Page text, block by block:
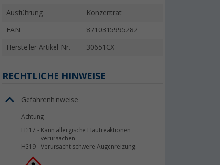
Ausführung Konzentrat
EAN 8710315995282
Hersteller Artikel-Nr. 30651CX
RECHTLICHE HINWEISE
Gefahrenhinweise
Achtung
H317 - Kann allergische Hautreaktionen
verursachen.
H319 - Verursacht schwere Augenreizung.